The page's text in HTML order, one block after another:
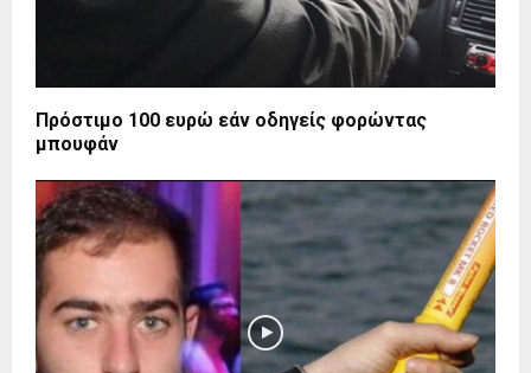
Πρόστιμο 100 ευρώ εάν οδηγείς φορώντας
μπουφάν